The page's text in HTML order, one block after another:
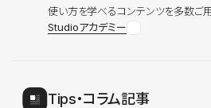
使い方を学べるコンテンツを多数ご用
Studioアカデミー
Tips・コラム記事